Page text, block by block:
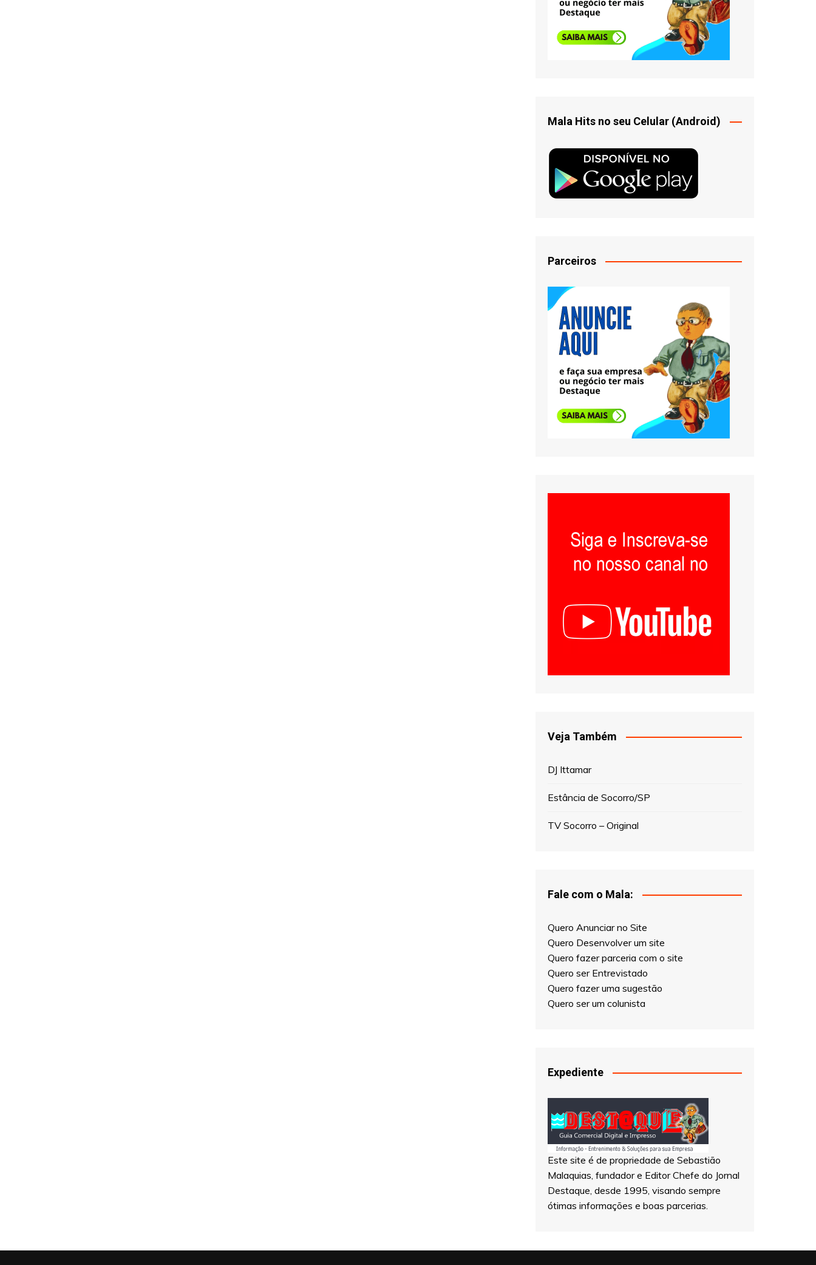
Mala Hits no seu Celular (Android)
Parceiros
Veja Também
DJ Ittamar
Estância de Socorro/SP
TV Socorro – Original
Fale com o Mala:
Quero Anunciar no Site
Quero Desenvolver um site
Quero fazer parceria com o site
Quero ser Entrevistado
Quero fazer uma sugestão
Quero ser um colunista
Expediente
Este site é de propriedade de Sebastião
Malaquias, fundador e Editor Chefe do Jornal
Destaque, desde 1995, visando sempre
ótimas informações e boas parcerias.